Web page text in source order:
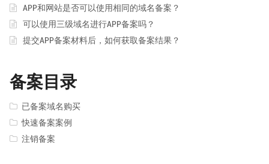
APP和网站是否可以使用相同的域名备案？
可以使用三级域名进行APP备案吗？
提交APP备案材料后，如何获取备案结果？
备案目录
已备案域名购买
快速备案案例
注销备案